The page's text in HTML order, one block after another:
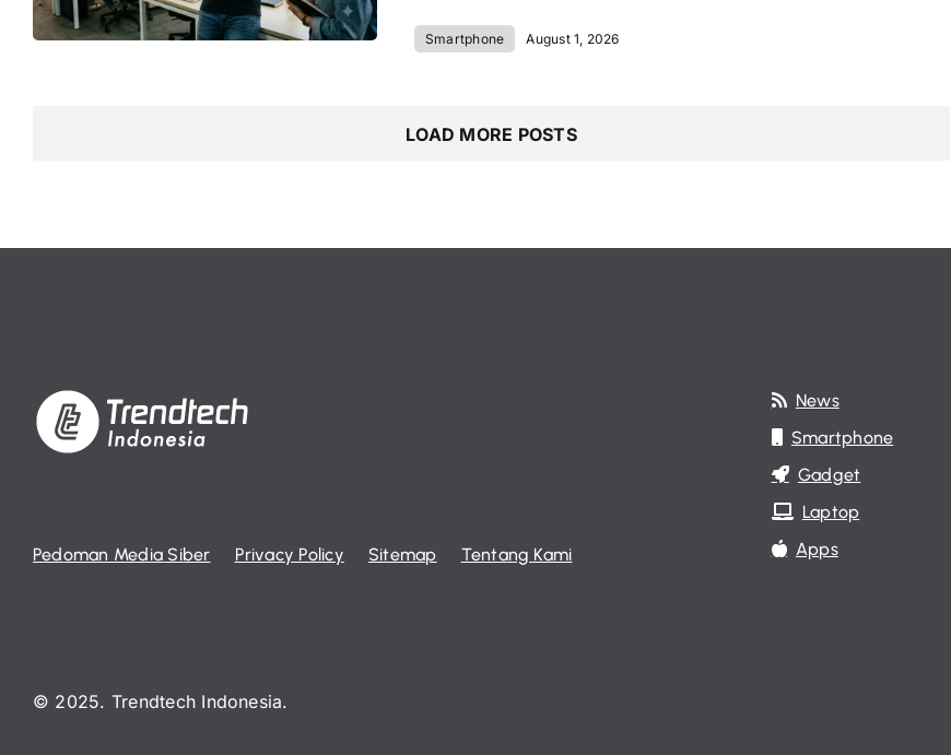
Smartphone August 1, 2026
LOAD MORE POSTS
Pedoman Media Siber Privacy Policy Sitemap Tentang Kami
News
Smartphone
Gadget
Laptop
Apps
© 2025. Trendtech Indonesia.